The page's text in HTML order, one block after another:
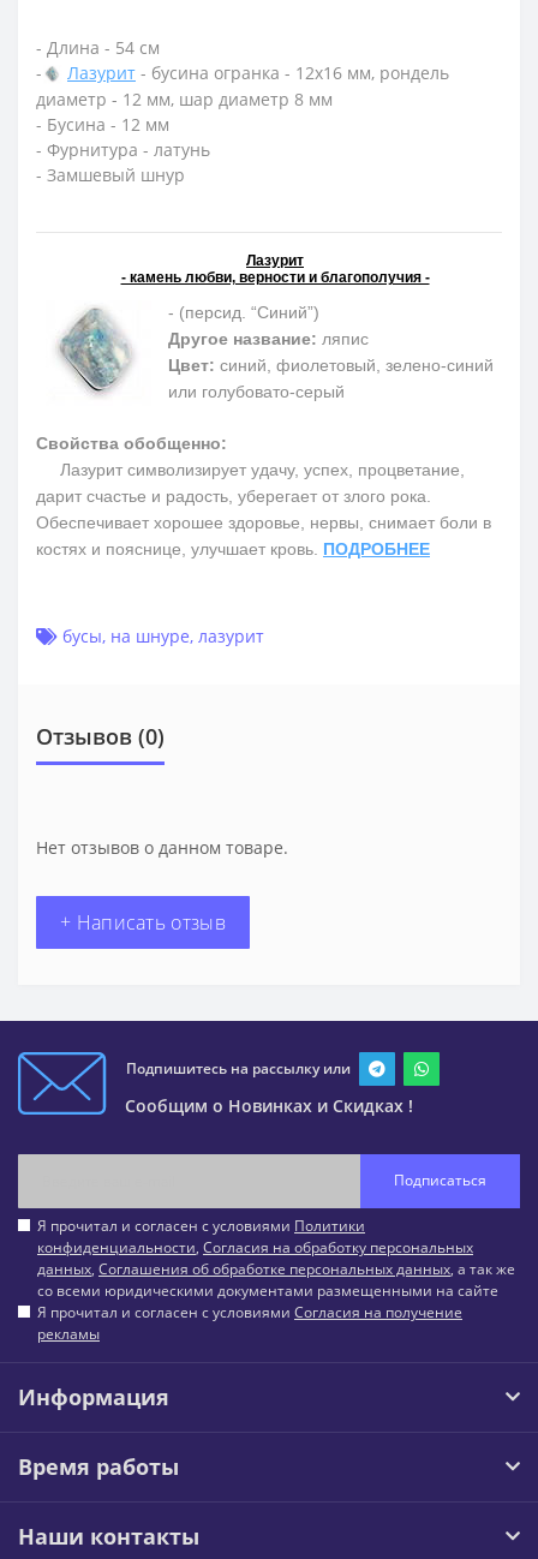
- Длина - 54 см
-
Лазурит - бусина огранка - 12х16 мм, рондель
диаметр - 12 мм, шар диаметр 8 мм
- Бусина - 12 мм
- Фурнитура - латунь
- Замшевый шнур
Лазурит
- камень любви, верности и благополучия -
- (персид. “Синий”)
Другое название: ляпис
Цвет: синий, фиолетовый, зелено-синий
или голубовато-серый
Свойства обобщенно:
Лазурит символизирует удачу, успех, процветание,
дарит счастье и радость, уберегает от злого рока.
Обеспечивает хорошее здоровье, нервы, снимает боли в
костях и пояснице, улучшает кровь. ПОДРОБНЕЕ
бусы, на шнуре, лазурит
Отзывов (0)
Нет отзывов о данном товаре.
+ Написать отзыв
Подпишитесь на рассылку или
Сообщим о Новинках и Скидках !
Подписаться
Я прочитал и согласен с условиями Политики
конфиденциальности, Согласия на обработку персональных
данных, Соглашения об обработке персональных данных, а так же
со всеми юридическими документами размещенными на сайте
Я прочитал и согласен с условиями Согласия на получение
рекламы
Информация
Время работы
Наши контакты